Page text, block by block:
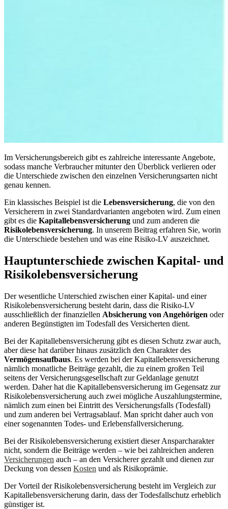
Im Versicherungsbereich gibt es zahlreiche interessante Angebote,
sodass manche Verbraucher mitunter den Überblick verlieren oder
die Unterschiede zwischen den einzelnen Versicherungsarten nicht
genau kennen.
Ein klassisches Beispiel ist die Lebensversicherung, die von den
Versicherern in zwei Standardvarianten angeboten wird. Zum einen
gibt es die Kapitallebensversicherung und zum anderen die
Risikolebensversicherung. In unserem Beitrag erfahren Sie, worin
die Unterschiede bestehen und was eine Risiko-LV auszeichnet.
Hauptunterschiede zwischen Kapital- und
Risikolebensversicherung
Der wesentliche Unterschied zwischen einer Kapital- und einer
Risikolebensversicherung besteht darin, dass die Risiko-LV
ausschließlich der finanziellen Absicherung von Angehörigen oder
anderen Begünstigten im Todesfall des Versicherten dient.
Bei der Kapitallebensversicherung gibt es diesen Schutz zwar auch,
aber diese hat darüber hinaus zusätzlich den Charakter des
Vermögensaufbaus. Es werden bei der Kapitallebensversicherung
nämlich monatliche Beiträge gezahlt, die zu einem großen Teil
seitens der Versicherungsgesellschaft zur Geldanlage genutzt
werden. Daher hat die Kapitallebensversicherung im Gegensatz zur
Risikolebensversicherung auch zwei mögliche Auszahlungstermine,
nämlich zum einen bei Eintritt des Versicherungsfalls (Todesfall)
und zum anderen bei Vertragsablauf. Man spricht daher auch von
einer sogenannten Todes- und Erlebensfallversicherung.
Bei der Risikolebensversicherung existiert dieser Ansparcharakter
nicht, sondern die Beiträge werden – wie bei zahlreichen anderen
Versicherungen auch – an den Versicherer gezahlt und dienen zur
Deckung von dessen Kosten und als Risikoprämie.
Der Vorteil der Risikolebensversicherung besteht im Vergleich zur
Kapitallebensversicherung darin, dass der Todesfallschutz erheblich
günstiger ist.